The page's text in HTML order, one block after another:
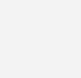
Ich wünsche